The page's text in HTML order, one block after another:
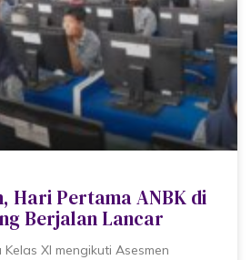
Hari Pertama ANBK di
Berjalan Lancar
XI mengikuti Asesmen